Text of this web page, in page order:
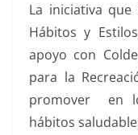
La iniciativa
Hábitos y
apoyo con
para la
promover en
hábitos